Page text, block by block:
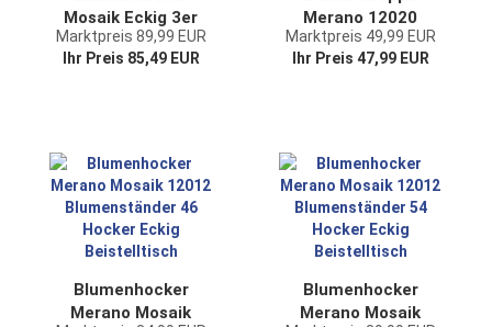
Mosaik Eckig 3er
Set 46, 54, 62 cm
Blumenständer
Marktpreis 89,99 EUR
Ihr Preis 85,49 EUR
Merano 12020
Mosaik 55cm
Blumenständer
Marktpreis 49,99 EUR
Ihr Preis 47,99 EUR
Blumenhocker
Merano Mosaik
Blumenhocker
Merano Mosaik